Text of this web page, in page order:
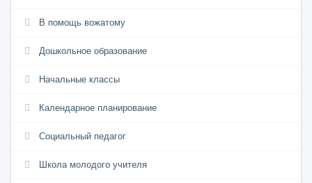
В помощь вожатому
Дошкольное образование
Начальные классы
Календарное планирование
Социальный педагог
Школа молодого учителя